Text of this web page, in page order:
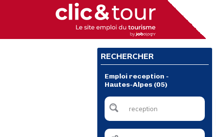
RECHERCHER
Emploi reception -
Hautes-Alpes (05)